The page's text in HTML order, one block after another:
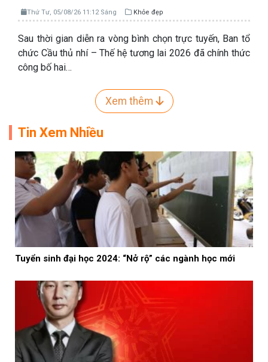
Thứ Tư, 05/08/26 11:12 Sáng Khỏe đẹp
Sau thời gian diễn ra vòng bình chọn trực tuyến, Ban tổ
chức Cầu thủ nhí – Thế hệ tương lai 2026 đã chính thức
công bố hai…
Xem thêm
Tin Xem Nhiều
Tuyển sinh đại học 2024: “Nở rộ” các ngành học mới